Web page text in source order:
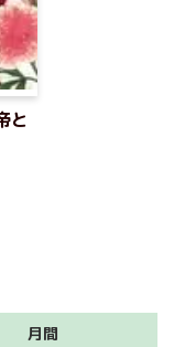
と
月間